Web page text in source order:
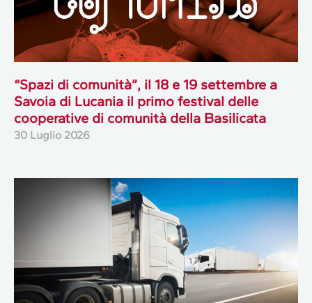
“Spazi di comunità”, il 18 e 19 settembre a
Savoia di Lucania il primo festival delle
cooperative di comunità della Basilicata
30 Luglio 2026